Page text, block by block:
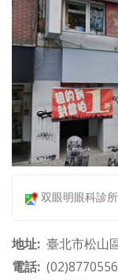
双眼明眼科診所
地址 臺北市松山
電話